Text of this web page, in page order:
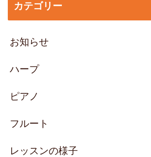
カテゴリー
お知らせ
ハープ
ピアノ
フルート
レッスンの様子